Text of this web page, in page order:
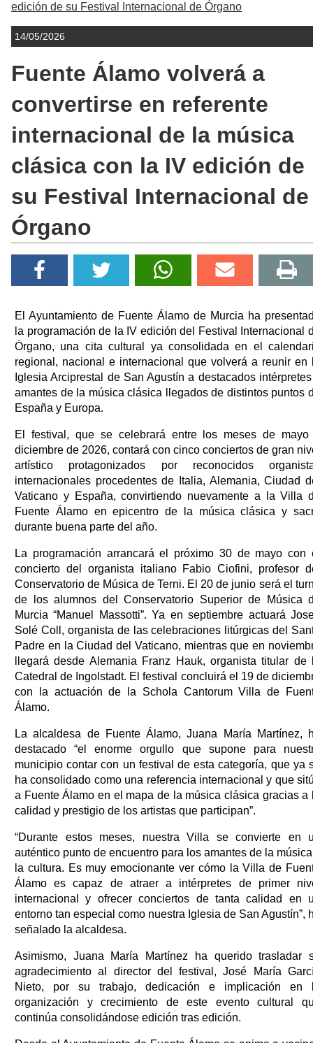
edición de su Festival Internacional de Órgano
14/05/2026
Fuente Álamo volverá a
convertirse en referente
internacional de la música
clásica con la IV edición de
su Festival Internacional de
Órgano
El Ayuntamiento de Fuente Álamo de Murcia ha
la programación de la IV edición del Festival Internacional
Órgano, una cita cultural ya consolidada en el
regional, nacional e internacional que volverá a reunir en
Iglesia Arciprestal de San Agustín a destacados
amantes de la música clásica llegados de distintos puntos
España y Europa.
El festival, que se celebrará entre los meses de mayo
diciembre de 2026, contará con cinco conciertos de gran
artístico protagonizados por reconocidos
internacionales procedentes de Italia, Alemania, Ciudad
Vaticano y España, convirtiendo nuevamente a la Villa
Fuente Álamo en epicentro de la música clásica y
durante buena parte del año.
La programación arrancará el próximo 30 de mayo con
concierto del organista italiano Fabio Ciofini, profesor
Conservatorio de Música de Terni. El 20 de junio será el
de los alumnos del Conservatorio Superior de Música
Murcia “Manuel Massotti”. Ya en septiembre actuará
Solé Coll, organista de las celebraciones litúrgicas del
Padre en la Ciudad del Vaticano, mientras que en
llegará desde Alemania Franz Hauk, organista titular de
Catedral de Ingolstadt. El festival concluirá el 19 de
con la actuación de la Schola Cantorum Villa de
Álamo.
La alcaldesa de Fuente Álamo, Juana María Martínez,
destacado “el enorme orgullo que supone para
municipio contar con un festival de esta categoría, que ya
ha consolidado como una referencia internacional y que
a Fuente Álamo en el mapa de la música clásica gracias a
calidad y prestigio de los artistas que participan”.
“Durante estos meses, nuestra Villa se convierte en
auténtico punto de encuentro para los amantes de la
la cultura. Es muy emocionante ver cómo la Villa de
Álamo es capaz de atraer a intérpretes de primer
internacional y ofrecer conciertos de tanta calidad en
entorno tan especial como nuestra Iglesia de San Agustín”,
señalado la alcaldesa.
Asimismo, Juana María Martínez ha querido trasladar
agradecimiento al director del festival, José María
Nieto, por su trabajo, dedicación e implicación en
organización y crecimiento de este evento cultural
continúa consolidándose edición tras edición.